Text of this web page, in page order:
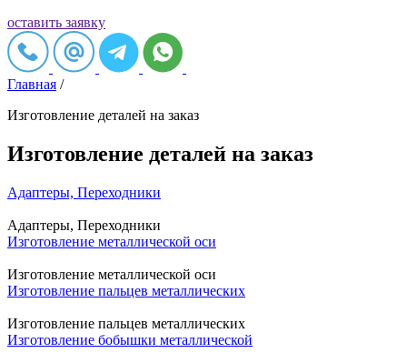
оставить заявку
Главная /
Изготовление деталей на заказ
Изготовление деталей на заказ
Адаптеры, Переходники
Адаптеры, Переходники
Изготовление металлической оси
Изготовление металлической оси
Изготовление пальцев металлических
Изготовление пальцев металлических
Изготовление бобышки металлической